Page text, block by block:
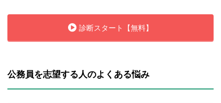
診断スタート【無料】
公務員を志望する人のよくある悩み